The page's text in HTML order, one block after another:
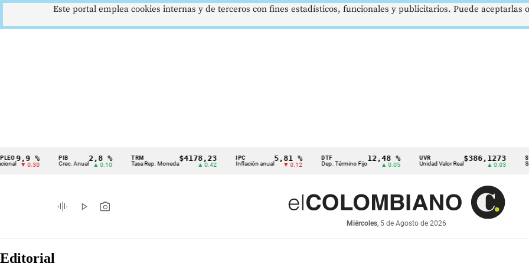
Cintillo
indicadores
económicos
%
0.30
PIB
Crec. Anual
2,8 %
▲ 0.10
TRM
Tasa Rep. Moneda
$4178,23
▲ 0.42
IPC
Inflación anual
5,81 %
▼ 0.12
DTF
Dep. Término Fijo
12,48 %
▲ 0.05
UVR
Unidad Valor Real
$386,1273 SMMLV
Salario
graphic_eq play_arrow photo_camera
Miércoles, 5 de Agosto de 2026
Editorial
Este portal emplea cookies internas y de terceros con fines estadísticos, funcionales y publicitarios. Puede aceptarlas